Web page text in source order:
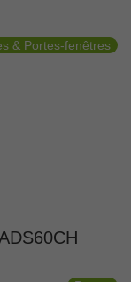
& Portes-fenêtres